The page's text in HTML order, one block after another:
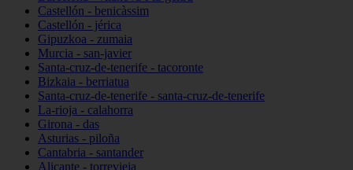
Castellón - benicàssim
Castellón - jérica
Gipuzkoa - zumaia
Murcia - san-javier
Santa-cruz-de-tenerife - tacoronte
Bizkaia - berriatua
Santa-cruz-de-tenerife - santa-cruz-de-tenerife
La-rioja - calahorra
Girona - das
Asturias - piloña
Cantabria - santander
Alicante - torrevieja